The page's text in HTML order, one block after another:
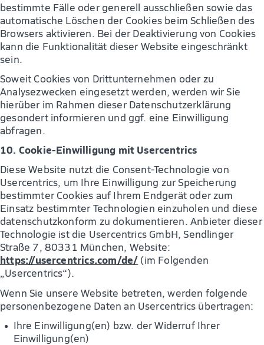
bestimmte Fälle oder generell ausschließen sowie das
automatische Löschen der Cookies beim Schließen des
Browsers aktivieren. Bei der Deaktivierung von Cookies
kann die Funktionalität dieser Website eingeschränkt
sein.
Soweit Cookies von Drittunternehmen oder zu
Analysezwecken eingesetzt werden, werden wir Sie
hierüber im Rahmen dieser Datenschutzerklärung
gesondert informieren und ggf. eine Einwilligung
abfragen.
10. Cookie-Einwilligung mit Usercentrics
Diese Website nutzt die Consent-Technologie von
Usercentrics, um Ihre Einwilligung zur Speicherung
bestimmter Cookies auf Ihrem Endgerät oder zum
Einsatz bestimmter Technologien einzuholen und diese
datenschutzkonform zu dokumentieren. Anbieter dieser
Technologie ist die Usercentrics GmbH, Sendlinger
Straße 7, 80331 München, Website:
https://usercentrics.com/de/ (im Folgenden
„Usercentrics“).
Wenn Sie unsere Website betreten, werden folgende
personenbezogene Daten an Usercentrics übertragen:
Ihre Einwilligung(en) bzw. der Widerruf Ihrer
Einwilligung(en)